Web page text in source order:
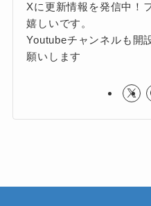
Xに更新情報を発信中！
嬉しいです。
Youtubeチャンネルも開
願いします